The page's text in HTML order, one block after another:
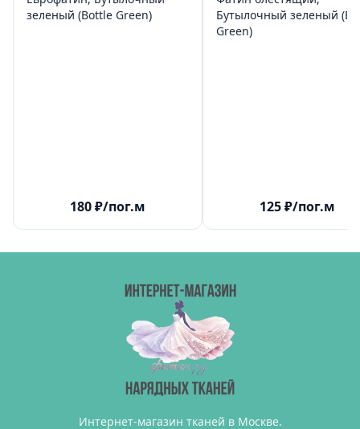
зеленый (Bottle Green)
180₽/пог.м
Бутылочный зеленый
Green)
125₽/пог.м
Интернет-магазин тканей в Москве.